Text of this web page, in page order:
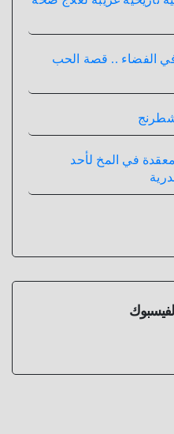
الفضاء .. قصة الحب
في المخ لأحد